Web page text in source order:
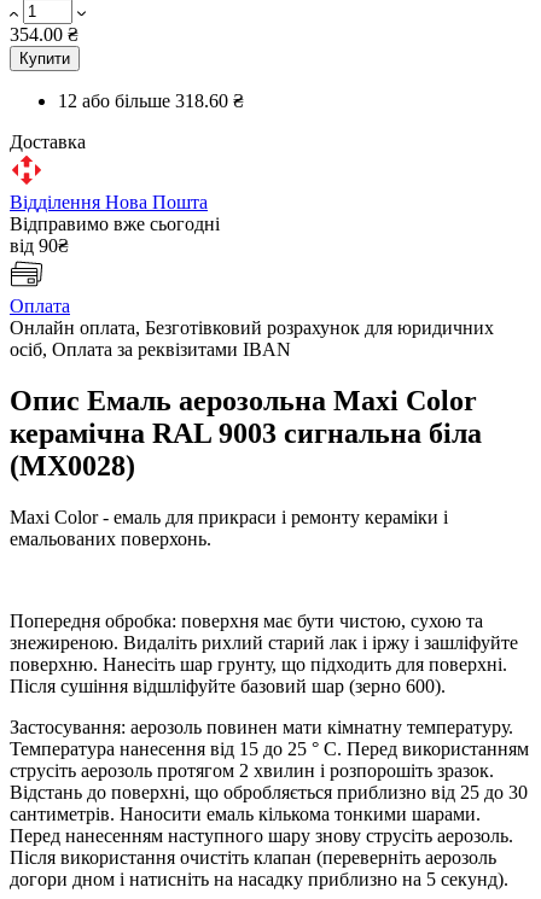
354.00 ₴
Купити
12 або більше 318.60 ₴
Доставка
Відділення Нова Пошта
Відправимо вже сьогодні
від 90₴
Оплата
Онлайн оплата, Безготівковий розрахунок для юридичних
осіб, Оплата за реквізитами IBAN
Опис Емаль аерозольна Maxi Color
керамічна RAL 9003 cигнальна біла
(MX0028)
Maxi Color - емаль для прикраси і ремонту кераміки і
емальованих поверхонь.
Попередня обробка: поверхня має бути чистою, сухою та
знежиреною. Видаліть рихлий старий лак і іржу і зашліфуйте
поверхню. Нанесіть шар грунту, що підходить для поверхні.
Після сушіння відшліфуйте базовий шар (зерно 600).
Застосування: аерозоль повинен мати кімнатну температуру.
Температура нанесення від 15 до 25 ° C. Перед використанням
струсіть аерозоль протягом 2 хвилин і розпорошіть зразок.
Відстань до поверхні, що обробляється приблизно від 25 до 30
сантиметрів. Наносити емаль кількома тонкими шарами.
Перед нанесенням наступного шару знову струсіть аерозоль.
Після використання очистіть клапан (переверніть аерозоль
догори дном і натисніть на насадку приблизно на 5 секунд).